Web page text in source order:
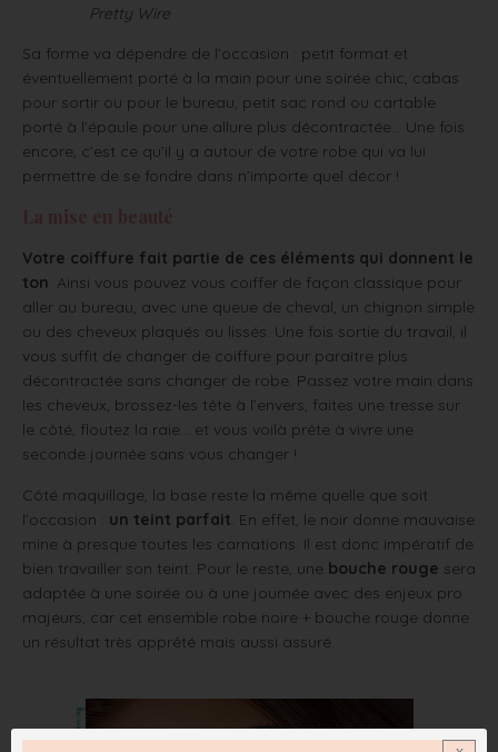
Pretty Wire
Sa forme va dépendre de l’occasion : petit format et
éventuellement porté à la main pour une soirée chic, cabas
pour sortir ou pour le bureau, petit sac rond ou cartable
porté à l’épaule pour une allure plus décontractée… Une fois
encore, c’est ce qu’il y a autour de votre robe qui va lui
permettre de se fondre dans n’importe quel décor !
Votre coiffure fait partie de ces éléments qui donnent le
ton . Ainsi vous pouvez vous coiffer de façon classique pour
aller au bureau, avec une queue de cheval, un chignon simple
ou des cheveux plaqués ou lissés. Une fois sortie du travail, il
vous suffit de changer de coiffure pour paraître plus
décontractée sans changer de robe. Passez votre main dans
les cheveux, brossez-les tête à l’envers, faites une tresse sur
le côté, floutez la raie… et vous voilà prête à vivre une
seconde journée sans vous changer !
Côté maquillage, la base reste la même quelle que soit
l’occasion : un teint parfait . En effet, le noir donne mauvaise
mine à presque toutes les carnations. Il est donc impératif de
bien travailler son teint. Pour le reste, une bouche rouge sera
adaptée à une soirée ou à une journée avec des enjeux pro
majeurs, car cet ensemble robe noire + bouche rouge donne
un résultat très apprêté mais aussi assuré.